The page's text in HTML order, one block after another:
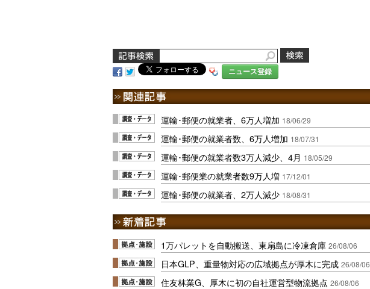
ニュース登録
運輸･郵便の就業者、6万人増加 18/06/29
運輸･郵便の就業者数、6万人増加 18/07/31
運輸･郵便の就業者数3万人減少、4月 18/05/29
運輸･郵便業の就業者数9万人増 17/12/01
運輸･郵便の就業者、2万人減少 18/08/31
1万パレットを自動搬送、東扇島に冷凍倉庫 26/08/06
日本GLP、重量物対応の広域拠点が厚木に完成 26/08/06
住友林業G、厚木に初の自社運営型物流拠点 26/08/06